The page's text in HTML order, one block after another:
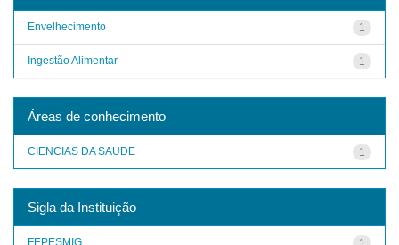
1
Envelhecimento
1
Ingestão Alimentar
Áreas de conhecimento
1
CIENCIAS DA SAUDE
Sigla da Instituição
FEPESMIG